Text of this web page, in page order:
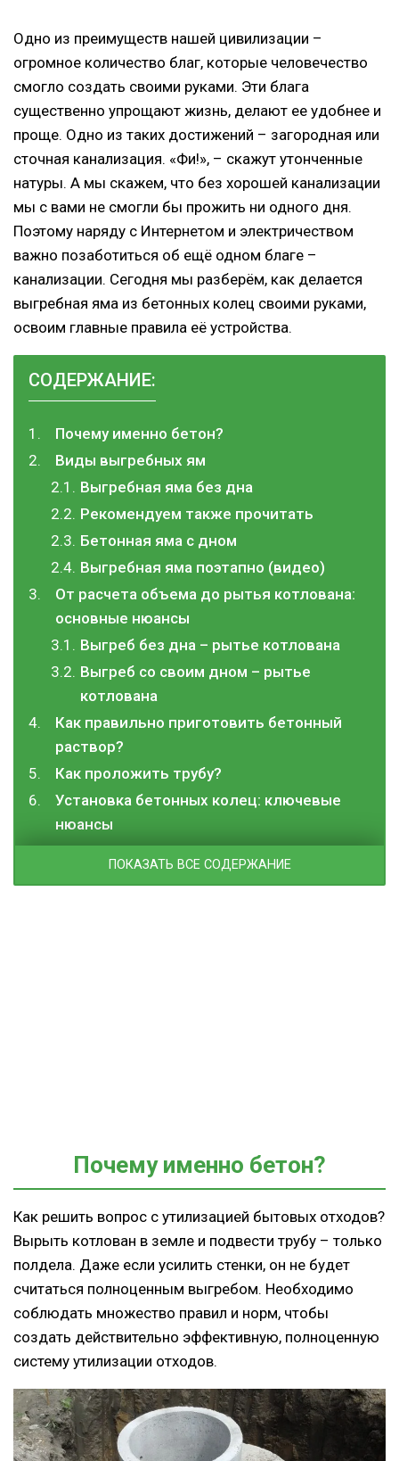
Одно из преимуществ нашей цивилизации –
огромное количество благ, которые человечество
смогло создать своими руками. Эти блага
существенно упрощают жизнь, делают ее удобнее и
проще. Одно из таких достижений – загородная или
сточная канализация. «Фи!», – скажут утонченные
натуры. А мы скажем, что без хорошей канализации
мы с вами не смогли бы прожить ни одного дня.
Поэтому наряду с Интернетом и электричеством
важно позаботиться об ещё одном благе –
канализации. Сегодня мы разберём, как делается
выгребная яма из бетонных колец своими руками,
освоим главные правила её устройства.
СОДЕРЖАНИЕ:
Почему именно бетон?
Виды выгребных ям
Выгребная яма без дна
Рекомендуем также прочитать
Бетонная яма с дном
Выгребная яма поэтапно (видео)
От расчета объема до рытья котлована:
основные нюансы
Выгреб без дна – рытье котлована
Выгреб со своим дном – рытье
котлована
Как правильно приготовить бетонный
раствор?
Как проложить трубу?
Установка бетонных колец: ключевые
нюансы
ПОКАЗАТЬ ВСЕ СОДЕРЖАНИЕ
Почему именно бетон?
Как решить вопрос с утилизацией бытовых отходов?
Вырыть котлован в земле и подвести трубу – только
полдела. Даже если усилить стенки, он не будет
считаться полноценным выгребом. Необходимо
соблюдать множество правил и норм, чтобы
создать действительно эффективную, полноценную
систему утилизации отходов.